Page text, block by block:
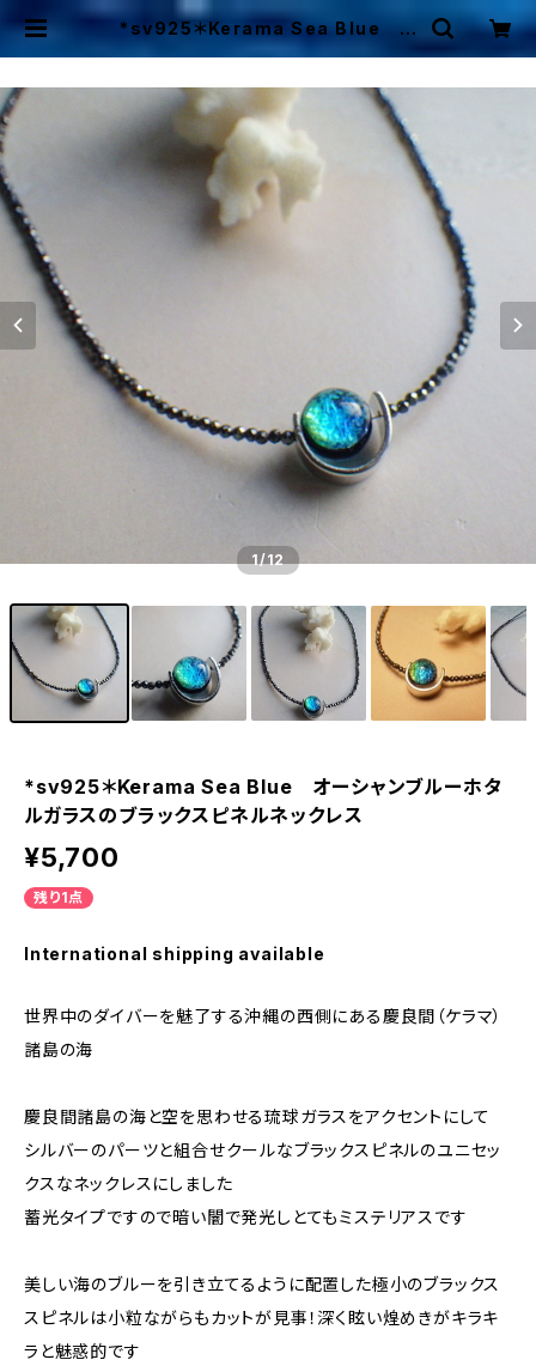
*sv925＊Kerama Sea Blue オ
ーシャンブルーホタルガラスのブラッ
ottage
1/12
*sv925＊Kerama Sea Blue オーシャンブルーホタ
ルガラスのブラックスピネルネックレス
¥5,700
残り1点
International shipping available
世界中のダイバーを魅了する沖縄の西側にある慶良間（ケラマ）
諸島の海
慶良間諸島の海と空を思わせる琉球ガラスをアクセントにして
シルバーのパーツと組合せクールなブラックスピネルのユニセッ
クスなネックレスにしました
蓄光タイプですので暗い闇で発光しとてもミステリアスです
美しい海のブルーを引き立てるように配置した極小のブラックス
スピネルは小粒ながらもカットが見事！深く眩い煌めきがキラキ
ラと魅惑的です